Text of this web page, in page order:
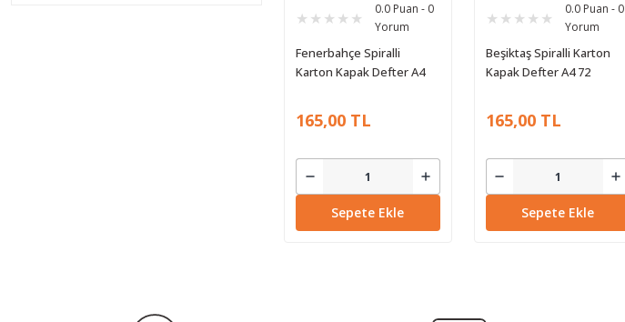
0.0 Puan - 0
Yorum
Fenerbahçe Spiralli
Karton Kapak Defter A4
165,00 TL
Sepete Ekle
0.0 Puan - 0
Yorum
Beşiktaş Spiralli Karton
Kapak Defter A4 72
165,00 TL
Sepete Ekle